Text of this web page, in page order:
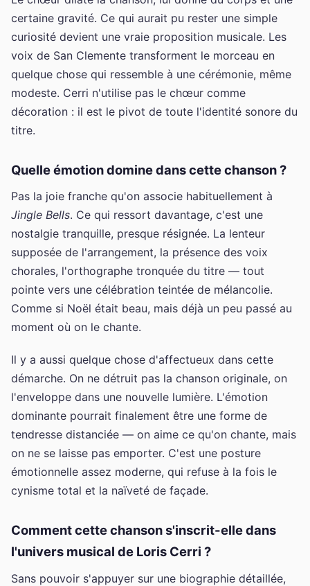
certaine gravité. Ce qui aurait pu rester une simple
curiosité devient une vraie proposition musicale. Les
voix de San Clemente transforment le morceau en
quelque chose qui ressemble à une cérémonie, même
modeste. Cerri n'utilise pas le chœur comme
décoration : il est le pivot de toute l'identité sonore du
titre.
Quelle émotion domine dans cette chanson ?
Pas la joie franche qu'on associe habituellement à
Jingle Bells. Ce qui ressort davantage, c'est une
nostalgie tranquille, presque résignée. La lenteur
supposée de l'arrangement, la présence des voix
chorales, l'orthographe tronquée du titre — tout
pointe vers une célébration teintée de mélancolie.
Comme si Noël était beau, mais déjà un peu passé au
moment où on le chante.
Il y a aussi quelque chose d'affectueux dans cette
démarche. On ne détruit pas la chanson originale, on
l'enveloppe dans une nouvelle lumière. L'émotion
dominante pourrait finalement être une forme de
tendresse distanciée — on aime ce qu'on chante, mais
on ne se laisse pas emporter. C'est une posture
émotionnelle assez moderne, qui refuse à la fois le
cynisme total et la naïveté de façade.
Comment cette chanson s'inscrit-elle dans
l'univers musical de Loris Cerri ?
Sans pouvoir s'appuyer sur une biographie détaillée,